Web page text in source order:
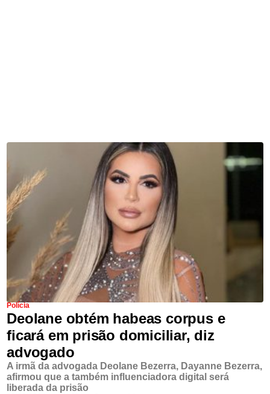
Polícia
Deolane obtém habeas corpus e
ficará em prisão domiciliar, diz
advogado
A irmã da advogada Deolane Bezerra, Dayanne Bezerra,
afirmou que a também influenciadora digital será
liberada da prisão